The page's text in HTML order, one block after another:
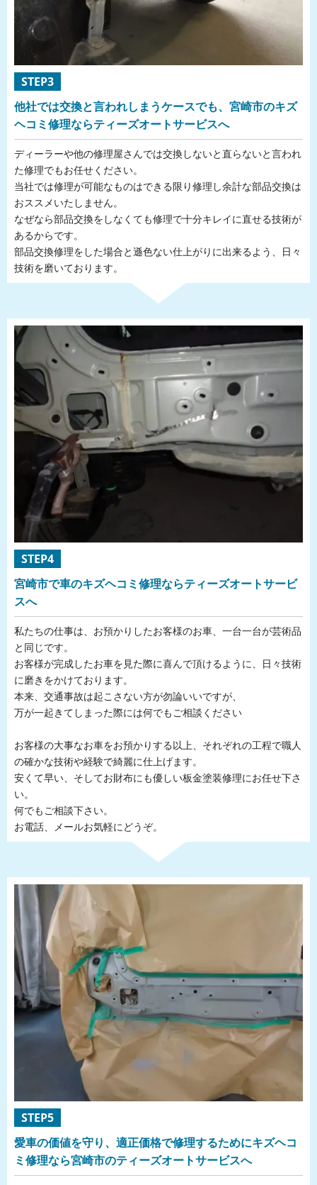
STEP3
他社では交換と言われしまうケースでも、宮崎市のキズ
ヘコミ修理ならティーズオートサービスへ
ディーラーや他の修理屋さんでは交換しないと直らないと言われ
た修理でもお任せください。
当社では修理が可能なものはできる限り修理し余計な部品交換は
おススメいたしません。
なぜなら部品交換をしなくても修理で十分キレイに直せる技術が
あるからです。
部品交換修理をした場合と遜色ない仕上がりに出来るよう、日々
技術を磨いております。
STEP4
宮崎市で車のキズヘコミ修理ならティーズオートサービ
スへ
私たちの仕事は、お預かりしたお客様のお車、一台一台が芸術品
と同じです。
お客様が完成したお車を見た際に喜んで頂けるように、日々技術
に磨きをかけております。
本来、交通事故は起こさない方が勿論いいですが、
万が一起きてしまった際には何でもご相談ください
お客様の大事なお車をお預かりする以上、それぞれの工程で職人
の確かな技術や経験で綺麗に仕上げます。
安くて早い、そしてお財布にも優しい板金塗装修理にお任せ下さ
い。
何でもご相談下さい。
お電話、メールお気軽にどうぞ。
STEP5
愛車の価値を守り、適正価格で修理するためにキズヘコ
ミ修理なら宮崎市のティーズオートサービスへ